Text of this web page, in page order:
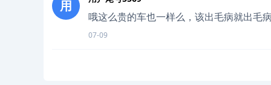
用
哦这么贵的车也一样么，该出毛病就出毛
07-09